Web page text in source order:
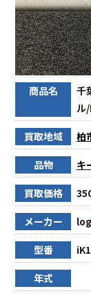
商品名
千
ル
買取地域 柏
品物 キ
買取価格
メーカー
型番
年式